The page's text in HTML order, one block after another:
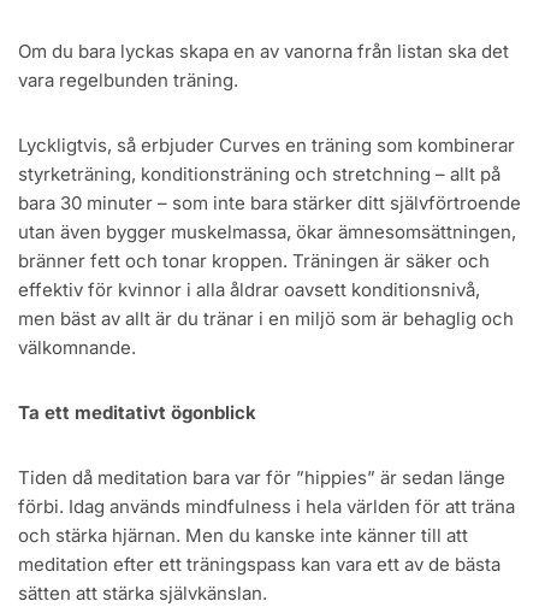
Om du bara lyckas skapa en av vanorna från listan ska det
vara regelbunden träning.
Lyckligtvis, så erbjuder Curves en träning som kombinerar
styrketräning, konditionsträning och stretchning – allt på
bara 30 minuter – som inte bara stärker ditt självförtroende
utan även bygger muskelmassa, ökar ämnesomsättningen,
bränner fett och tonar kroppen. Träningen är säker och
effektiv för kvinnor i alla åldrar oavsett konditionsnivå,
men bäst av allt är du tränar i en miljö som är behaglig och
välkomnande.
Ta ett meditativt ögonblick
Tiden då meditation bara var för ”hippies” är sedan länge
förbi. Idag används mindfulness i hela världen för att träna
och stärka hjärnan. Men du kanske inte känner till att
meditation efter ett träningspass kan vara ett av de bästa
sätten att stärka självkänslan.